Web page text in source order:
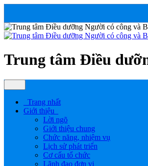
Trung tâm Điều
Trang nhất
Giới thiệu
Lời ngõ
Giới thiệu chung
Chức năng, nhiệm vụ
Lịch sử phát triển
Cơ cấu tổ chức
Lãnh đạo đơn vị